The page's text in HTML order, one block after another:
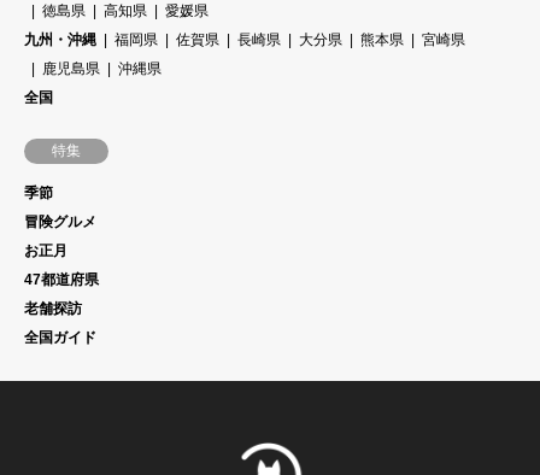
徳島県
高知県
愛媛県
九州・沖縄
福岡県 佐賀県 長崎県 大分県 熊本県
宮崎県
鹿児島県
沖縄県
全国
特集
季節
冒険グルメ
お正月
47都道府県
老舗探訪
全国ガイド